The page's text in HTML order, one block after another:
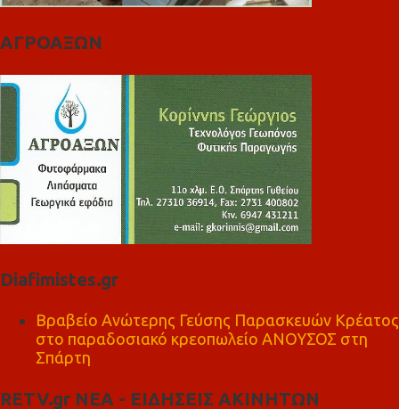
ΑΓΡΟΑΞΩΝ
Diafimistes.gr
Βραβείο Ανώτερης Γεύσης Παρασκευών Κρέατος
στο παραδοσιακό κρεοπωλείο ΑΝΟΥΣΟΣ στη
Σπάρτη
RETV.gr ΝΕΑ - ΕΙΔΗΣΕΙΣ ΑΚΙΝΗΤΩΝ